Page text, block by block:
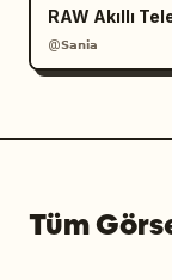
RAW Akıllı
@𝗦𝗮𝗻𝗶𝗮
Tüm